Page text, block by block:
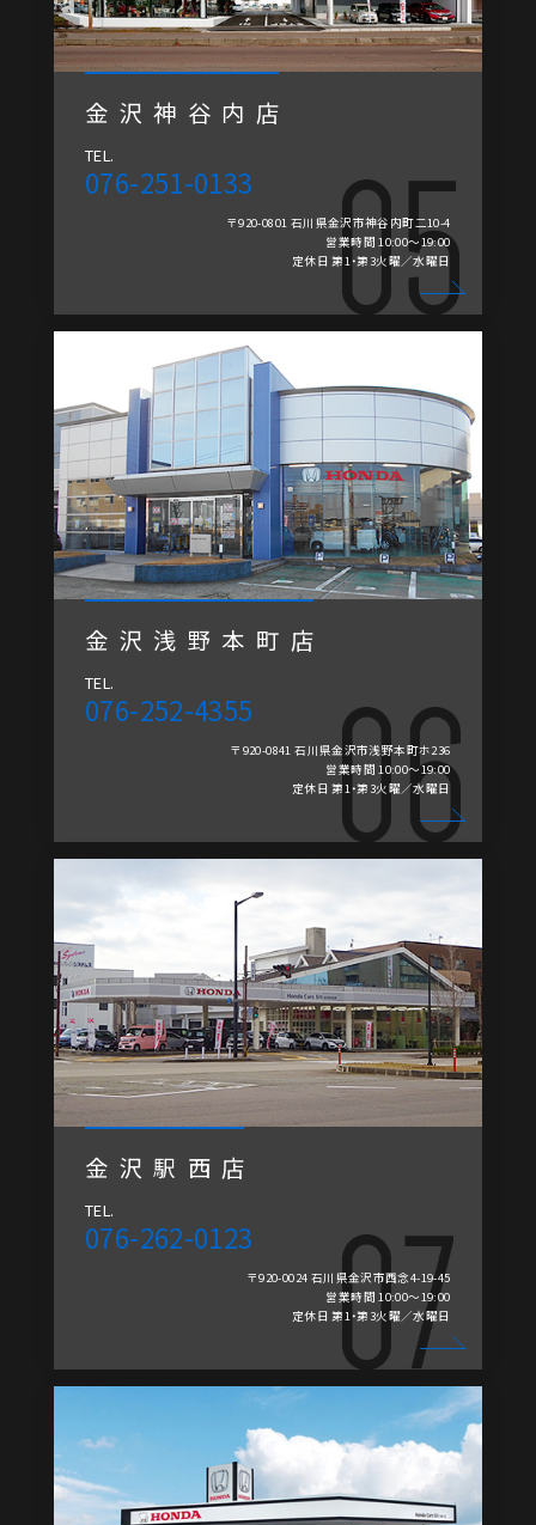
金沢神谷内店
TEL.
076-251-0133
〒920-0801 石川県金沢市神谷内町二10-4
営業時間 10:00～19:00
定休日 第1・第3火曜／水曜日
金沢浅野本町店
TEL.
076-252-4355
〒920-0841 石川県金沢市浅野本町ホ236
営業時間 10:00～19:00
定休日 第1・第3火曜／水曜日
金沢駅西店
TEL.
076-262-0123
〒920-0024 石川県金沢市西念4-19-45
営業時間 10:00～19:00
定休日 第1・第3火曜／水曜日